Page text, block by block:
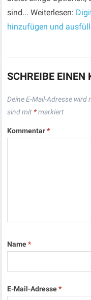
sind... Weiterlesen:
hinzufügen und
SCHREIBE EINEN
Deine E-Mail-Adresse
sind mit *markiert
Kommentar*
Name*
E-Mail-Adresse*